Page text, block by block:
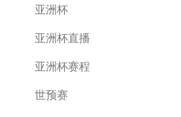
亚洲杯
亚洲杯直播
亚洲杯赛程
世预赛